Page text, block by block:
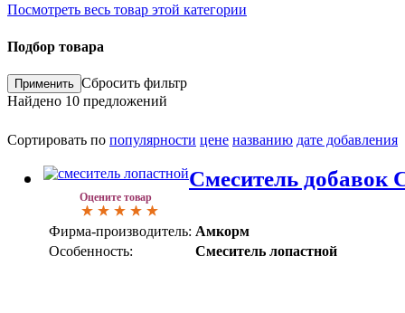
Посмотреть весь товар этой категории
Подбор товара
Сбросить фильтр
Найдено 10 предложений
Сортировать по популярности цене названию дате добавления
Оцените товар
Смеситель
Фирма-производитель: Амкорм
Особенность:
Смеситель лопастной